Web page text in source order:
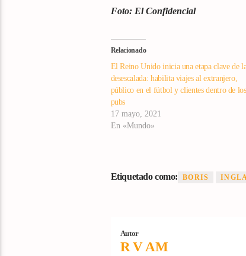
Foto: El Confidencial
Relacionado
El Reino Unido inicia una etapa clave de
desescalada: habilita viajes al extranjero,
público en el fútbol y clientes dentro de los
pubs
17 mayo, 2021
En «Mundo»
Etiquetado como: BORIS
Autor
R V AM